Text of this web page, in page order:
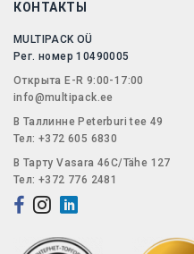
КОНТАКТЫ
MULTIPACK OÜ
Рег. номер 10490005
Открытa E-R 9:00-17:00
info@multipack.ee
В Таллинне Peterburi tee 49
Тел: +372 605 6830
В Тарту Vasara 46C/Tähe 127
Тел: +372 776 2481